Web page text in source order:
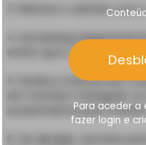
Misture o salmão com
Humedeça
evitar que o arroz cole.
Divida a mistura em 6
em formato triangular ou
suavemente para
Para aceder
fazer login e